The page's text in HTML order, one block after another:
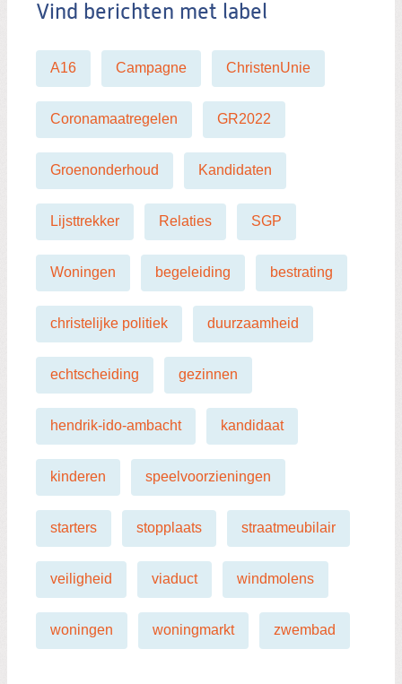
Vind berichten met label
A16 Campagne ChristenUnie
Coronamaatregelen GR2022
Groenonderhoud Kandidaten
Lijsttrekker Relaties SGP
Woningen begeleiding bestrating
christelijke politiek duurzaamheid
echtscheiding gezinnen
hendrik-ido-ambacht kandidaat
kinderen speelvoorzieningen
starters stopplaats straatmeubilair
veiligheid viaduct windmolens
woningen woningmarkt zwembad